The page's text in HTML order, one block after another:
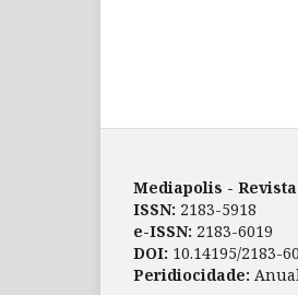
Mediapolis -
ISSN: 2183-5918
e-ISSN: 2183-6019
DOI: 10.14195/2183-
Peridiocidade: